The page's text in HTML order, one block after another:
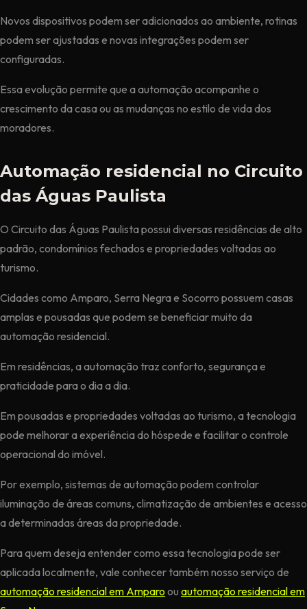
Novos dispositivos podem ser adicionados ao ambiente, rotinas
podem ser ajustadas e novas integrações podem ser
configuradas.
Essa evolução permite que a automação acompanhe o
crescimento da casa ou as mudanças no estilo de vida dos
moradores.
Automação residencial no Circuito
das Águas Paulista
O Circuito das Águas Paulista possui diversas residências de alto
padrão, condomínios fechados e propriedades voltadas ao
turismo.
Cidades como Amparo, Serra Negra e Socorro possuem casas
amplas e pousadas que podem se beneficiar muito da
automação residencial.
Em residências, a automação traz conforto, segurança e
praticidade para o dia a dia.
Em pousadas e propriedades voltadas ao turismo, a tecnologia
pode melhorar a experiência do hóspede e facilitar o controle
operacional do imóvel.
Por exemplo, sistemas de automação podem controlar
iluminação de áreas comuns, climatização de ambientes e acesso
a determinadas áreas da propriedade.
Para quem deseja entender como essa tecnologia pode ser
aplicada localmente, vale conhecer também nosso serviço de
automação residencial em Amparo ou automação residencial em